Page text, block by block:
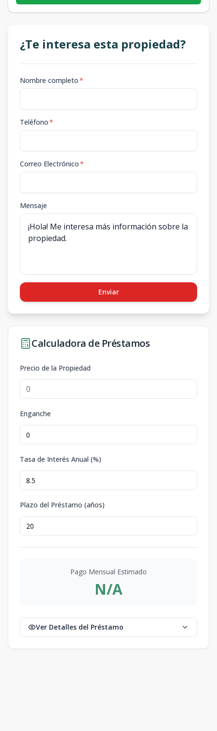
¿Te interesa esta propiedad?
Nombre completo*
Teléfono*
Correo Electrónico*
Mensaje
Enviar
Calculadora de Préstamos
Precio de la Propiedad
Enganche
Tasa de Interés Anual (%)
Plazo del Préstamo (años)
Pago Mensual Estimado
N/A
Ver Detalles del Préstamo